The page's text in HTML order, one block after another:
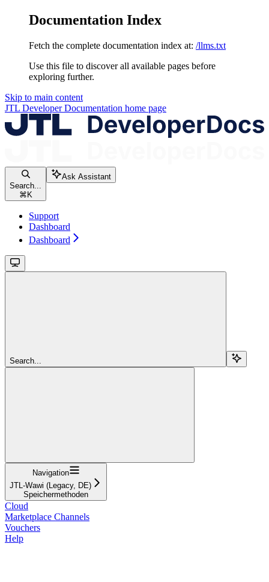
Documentation Index
Fetch the complete documentation index at: /llms.txt
Use this file to discover all available pages before
exploring further.
Skip to main content
JTL Developer Documentation home page
Search...
⌘K
Ask Assistant
Support
Dashboard
Dashboard
Search...
Navigation
JTL-Wawi (Legacy, DE)
Speichermethoden
Cloud
Marketplace Channels
Vouchers
Help